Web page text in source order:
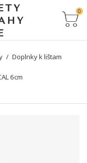
0
Doplnky k lištam
6cm